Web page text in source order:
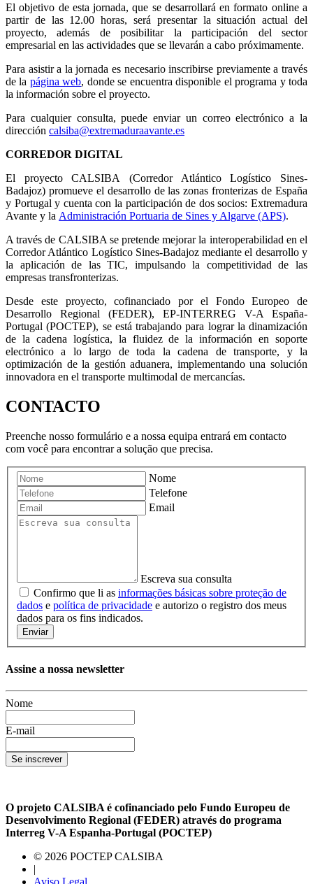
El objetivo de esta jornada, que se desarrollará en formato online a
partir de las 12.00 horas, será presentar la situación actual del
proyecto, además de posibilitar la participación del sector
empresarial en las actividades que se llevarán a cabo próximamente.
Para asistir a la jornada es necesario inscribirse previamente a través
de la página web, donde se encuentra disponible el programa y toda
la información sobre el proyecto.
Para cualquier consulta, puede enviar un correo electrónico a la
dirección calsiba@extremaduraavante.es
CORREDOR DIGITAL
El proyecto CALSIBA (Corredor Atlántico Logístico Sines-
Badajoz) promueve el desarrollo de las zonas fronterizas de España
y Portugal y cuenta con la participación de dos socios: Extremadura
Avante y la Administración Portuaria de Sines y Algarve (APS).
A través de CALSIBA se pretende mejorar la interoperabilidad en el
Corredor Atlántico Logístico Sines-Badajoz mediante el desarrollo y
la aplicación de las TIC, impulsando la competitividad de las
empresas transfronterizas.
Desde este proyecto, cofinanciado por el Fondo Europeo de
Desarrollo Regional (FEDER), EP-INTERREG V-A España-
Portugal (POCTEP), se está trabajando para lograr la dinamización
de la cadena logística, la fluidez de la información en soporte
electrónico a lo largo de toda la cadena de transporte, y la
optimización de la gestión aduanera, implementando una solución
innovadora en el transporte multimodal de mercancías.
CONTACTO
Preenche nosso formulário e a nossa equipa entrará em contacto
com você para encontrar a solução que precisa.
Nome
Telefone
Email
Escreva sua consulta
Confirmo que li as informações básicas sobre proteção de
dados e política de privacidade e autorizo ​​o registro dos meus
dados para os fins indicados.
Enviar
Assine a nossa newsletter
Nome
E-mail
Se inscrever
O projeto CALSIBA é cofinanciado pelo Fundo Europeu de
Desenvolvimento Regional (FEDER) através do programa
Interreg V-A Espanha-Portugal (POCTEP)
© 2026 POCTEP CALSIBA
|
Aviso Legal